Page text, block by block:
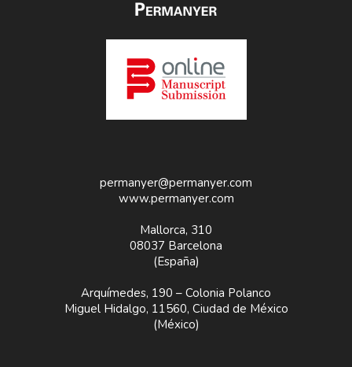
permanyer@permanyer.com
www.permanyer.com
Mallorca, 310
08037 Barcelona
(España)
Arquímedes, 190 – Colonia Polanco
Miguel Hidalgo, 11560, Ciudad de México
(México)